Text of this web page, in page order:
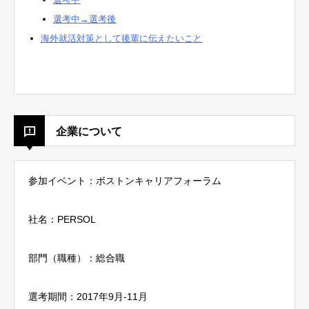
選考中→選考後
海外就活対策として後輩に伝えたいこと
企業について
参加イベント：ボストンキャリアフォーラム
社名：PERSOL
部門（職種）：総合職
選考期間：2017年9月-11月